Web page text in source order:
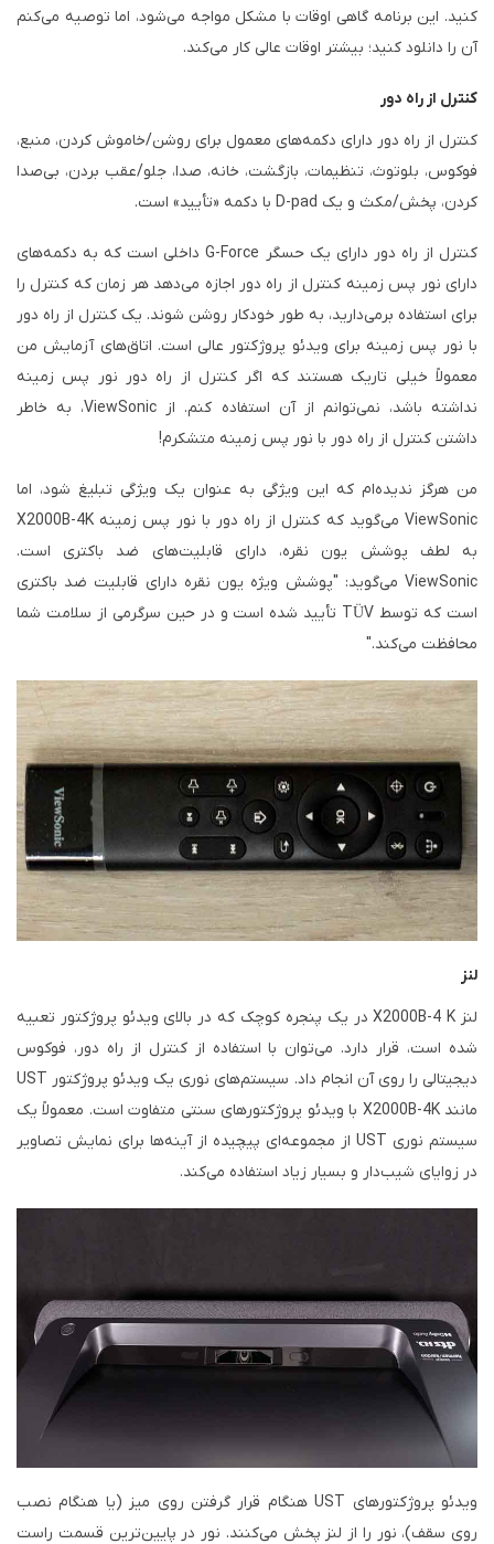
کنید. این برنامه گاهی اوقات با مشکل مواجه می‌شود، اما توصیه می‌کنم
آن را دانلود کنید؛ بیشتر اوقات عالی کار می‌کند.
کنترل از راه دور
کنترل از راه دور دارای دکمه‌های معمول برای روشن/خاموش کردن، منبع،
فوکوس، بلوتوث، تنظیمات، بازگشت، خانه، صدا، جلو/عقب بردن، بی‌صدا
کردن، پخش/مکث و یک D-pad با دکمه «تأیید» است.
کنترل از راه دور دارای یک حسگر G-Force داخلی است که به دکمه‌های
دارای نور پس زمینه کنترل از راه دور اجازه می‌دهد هر زمان که کنترل را
برای استفاده برمی‌دارید، به طور خودکار روشن شوند. یک کنترل از راه دور
با نور پس زمینه برای ویدئو پروژکتور عالی است. اتاق‌های آزمایش من
معمولاً خیلی تاریک هستند که اگر کنترل از راه دور نور پس زمینه
نداشته باشد، نمی‌توانم از آن استفاده کنم. از ViewSonic، به خاطر
داشتن کنترل از راه دور با نور پس زمینه متشکرم!
من هرگز ندیده‌ام که این ویژگی به عنوان یک ویژگی تبلیغ شود، اما
ViewSonic می‌گوید که کنترل از راه دور با نور پس زمینه X2000B-4K
به لطف پوشش یون نقره، دارای قابلیت‌های ضد باکتری است.
ViewSonic می‌گوید: "پوشش ویژه یون نقره دارای قابلیت ضد باکتری
است که توسط TÜV تأیید شده است و در حین سرگرمی از سلامت شما
محافظت می‌کند."
لنز
لنز X2000B-4 K در یک پنجره کوچک که در بالای ویدئو پروژکتور تعبیه
شده است، قرار دارد. می‌توان با استفاده از کنترل از راه دور، فوکوس
دیجیتالی را روی آن انجام داد. سیستم‌های نوری یک ویدئو پروژکتور UST
مانند X2000B-4K با ویدئو پروژکتورهای سنتی متفاوت است. معمولاً یک
سیستم نوری UST از مجموعه‌ای پیچیده از آینه‌ها برای نمایش تصاویر
در زوایای شیب‌دار و بسیار زیاد استفاده می‌کند.
ویدئو پروژکتورهای UST هنگام قرار گرفتن روی میز (یا هنگام نصب
روی سقف)، نور را از لنز پخش می‌کنند. نور در پایین‌ترین قسمت راست